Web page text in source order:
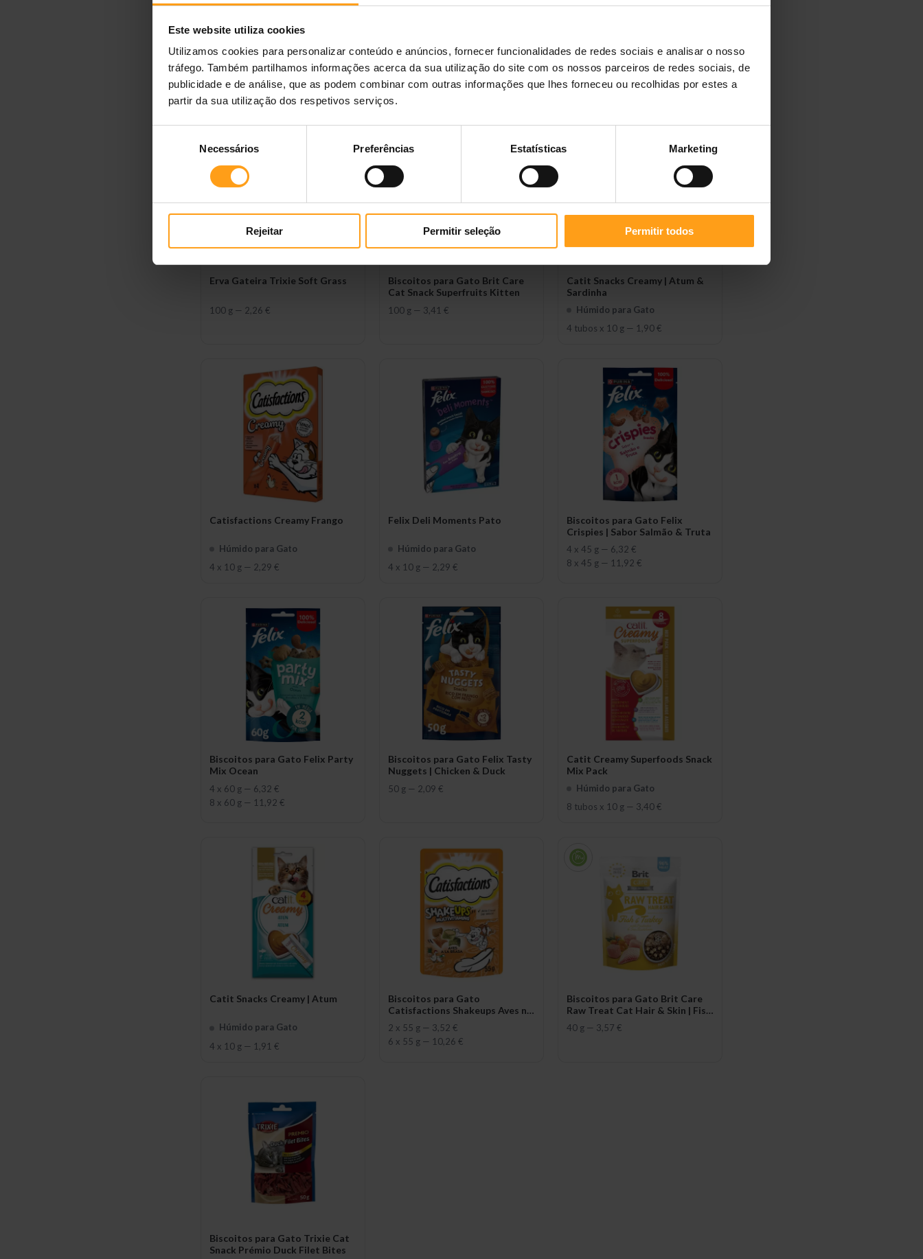
Este website utiliza cookies
Utilizamos cookies para personalizar conteúdo e anúncios, fornecer funcionalidades de redes sociais e analisar o nosso
tráfego. Também partilhamos informações acerca da sua utilização do site com os nossos parceiros de redes sociais, de
publicidade e de análise, que as podem combinar com outras informações que lhes forneceu ou recolhidas por estes a
partir da sua utilização dos respetivos serviços.
consentimento
Necessários Preferências Estatísticas Marketing
Rejeitar Permitir seleção Permitir todos
Catisfactions Snack Atum
6 x 60 g— 9,90 €
Húmido para Gato
4 x 10 g— 2,29 €
Húmido para Gato
15 tubos x 10 g —6,10 €
Erva Gateira Trixie Soft Grass
100 g— 2,26 €
Biscoitos para Gato Brit Care
Cat Snack Superfruits Kitten
100 g— 3,41 €
Catit Snacks Creamy | Atum &
Sardinha
Húmido para Gato
4 tubos x 10 g— 1,90 €
Catisfactions Creamy Frango
Húmido para Gato
4 x 10 g— 2,29 €
Felix Deli Moments Pato
Húmido para Gato
4 x 10 g— 2,29 €
Biscoitos para Gato Felix
Crispies | Sabor Salmão & Truta
4 x 45 g— 6,32 €
8 x 45 g— 11,92 €
Biscoitos para Gato Felix Party
Mix Ocean
4 x 60 g— 6,32 €
8 x 60 g— 11,92 €
Biscoitos para Gato Felix Tasty
Nuggets | Chicken & Duck
50 g— 2,09 €
Catit Creamy Superfoods Snack
Mix Pack
Húmido para Gato
8 tubos x 10 g— 3,40 €
Catit Snacks Creamy | Atum
Húmido para Gato
4 x 10 g— 1,91 €
Biscoitos para Gato
Catisfactions Shakeups Aves na
Brasa
2 x 55 g— 3,52 €
6 x 55 g— 10,26 €
Biscoitos para Gato Brit Care
Raw Treat Cat Hair & Skin | Fish
& Turkey
40 g— 3,57 €
Biscoitos para Gato Trixie Cat
Snack Prémio Duck Filet Bites